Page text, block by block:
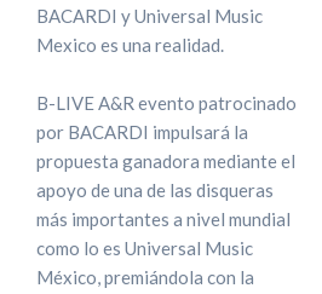
BACARDI y Universal Music
Mexico es una realidad.
B-LIVE A&R evento patrocinado
por BACARDI impulsará la
propuesta ganadora mediante el
apoyo de una de las disqueras
más importantes a nivel mundial
como lo es Universal Music
México, premiándola con la